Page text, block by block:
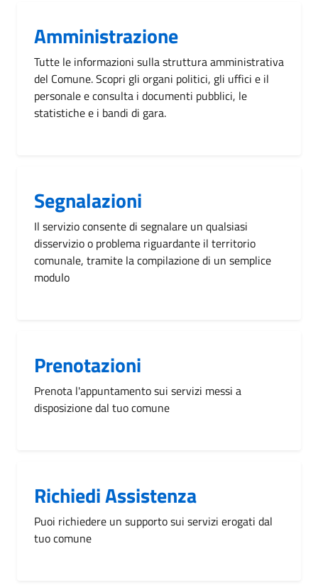
Amministrazione
Tutte le informazioni sulla struttura amministrativa
del Comune. Scopri gli organi politici, gli uffici e il
personale e consulta i documenti pubblici, le
statistiche e i bandi di gara.
Segnalazioni
Il servizio consente di segnalare un qualsiasi
disservizio o problema riguardante il territorio
comunale, tramite la compilazione di un semplice
modulo
Prenotazioni
Prenota l'appuntamento sui servizi messi a
disposizione dal tuo comune
Richiedi Assistenza
Puoi richiedere un supporto sui servizi erogati dal
tuo comune